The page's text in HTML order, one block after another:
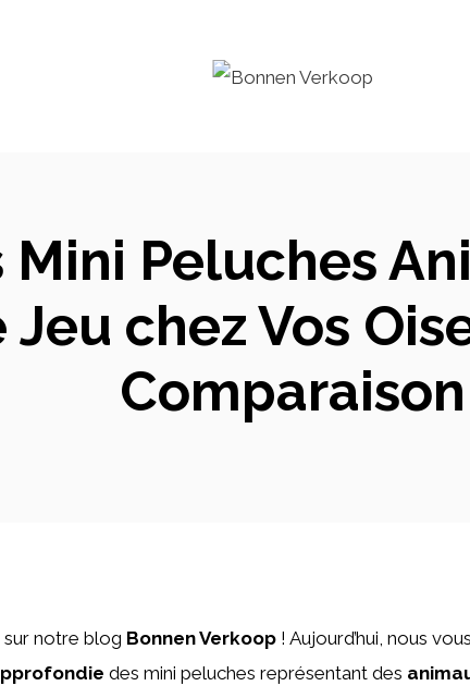
Peluches
Jeu chez Vos
Comparaison
sur notre blog Bonnen Verkoop ! Aujourd’hui, nous
des mini peluches représentant des